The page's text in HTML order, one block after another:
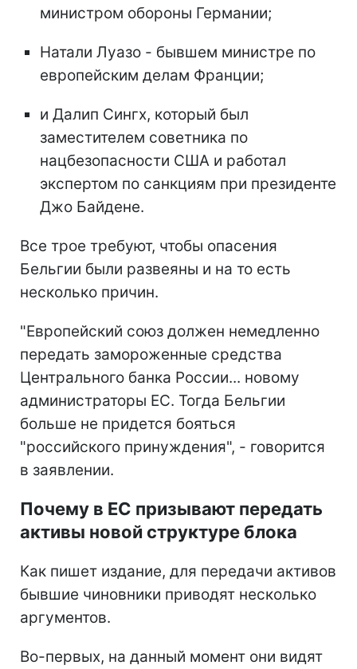
министром обороны Германии;
Натали Луазо - бывшем министре по
европейским делам Франции;
и Далип Сингх, который был
заместителем советника по
нацбезопасности США и работал
экспертом по санкциям при президенте
Джо Байдене.
Все трое требуют, чтобы опасения
Бельгии были развеяны и на то есть
несколько причин.
"Европейский союз должен немедленно
передать замороженные средства
Центрального банка России... новому
администраторы ЕС. Тогда Бельгии
больше не придется бояться
"российского принуждения", - говорится
в заявлении.
Почему в ЕС призывают передать
активы новой структуре блока
Как пишет издание, для передачи активов
бывшие чиновники приводят несколько
аргументов.
Во-первых, на данный момент они видят